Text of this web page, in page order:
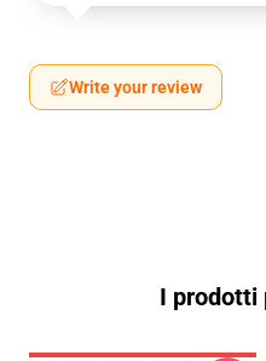
Write your review
I prodotti